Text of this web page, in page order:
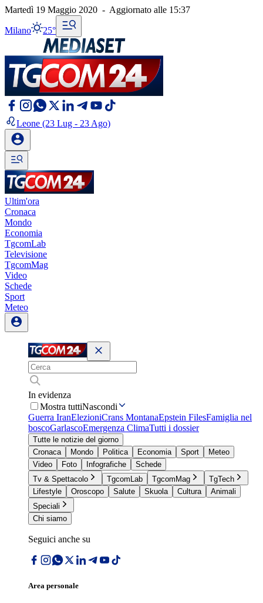
Martedì 19 Maggio 2020 - Aggiornato alle 15:37
Milano 25°
Leone (23 Lug - 23 Ago)
Ultim'ora
Cronaca
Mondo
Economia
TgcomLab
Televisione
TgcomMag
Video
Schede
Sport
Meteo
In evidenza
Mostra tuttiNascondi
Guerra IranElezioniCrans MontanaEpstein FilesFamiglia nel
boscoGarlascoEmergenza ClimaTutti i dossier
Tutte le notizie del giorno
Cronaca
Mondo Politica Economia Sport
Meteo
Video
Foto Infografiche
Schede
Tv & Spettacolo
TgcomLab TgcomMag
TgTech
Lifestyle
Oroscopo Salute Skuola Cultura
Animali
Speciali
Chi siamo
Seguici anche su
Area personale